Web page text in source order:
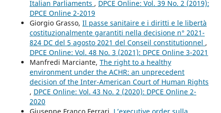
Italian Parliaments , DPCE Online: Vol. 39 No. 2 (2019):
DPCE Online 2-2019
Giorgio Grasso, Il passe sanitaire e i diritti e le libertà
costituzionalmente garantiti nella decisione n° 2021-
824 DC del 5 agosto 2021 del Conseil constitutionnel ,
DPCE Online: Vol. 48 No. 3 (2021): DPCE Online 3-2021
Manfredi Marciante, The right to a healthy
environment under the ACHR: an unprecedent
decision of the Inter-American Court of Human Rights
, DPCE Online: Vol. 43 No. 2 (2020): DPCE Online 2-
2020